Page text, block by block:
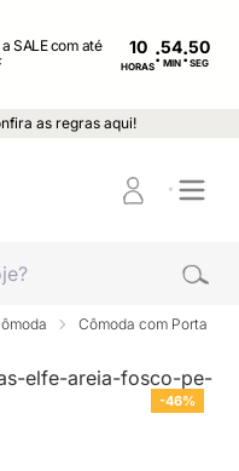
SALE com até
10
HORAS: MIN : SEG
as regras aqui!
Cômoda com Porta
-46%